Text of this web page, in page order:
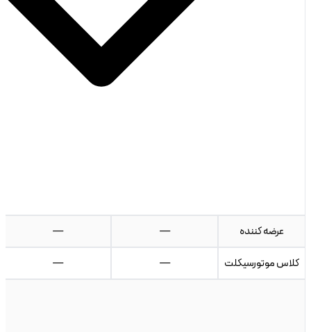
عرضه کننده —
—
کلاس موتورسیکلت
—
—